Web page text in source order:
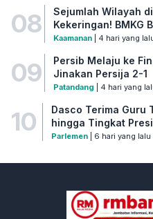
08
Sejumlah Wilayah
Kekeringan! BMKG
Kaamanan| 4 hari yang
09
Persib Melaju ke
Jinakan Persija 2-1
Patandang | 4 hari yang
10
Dasco Terima Guru
hingga Tingkat
Parlemen| 6 hari yang lalu